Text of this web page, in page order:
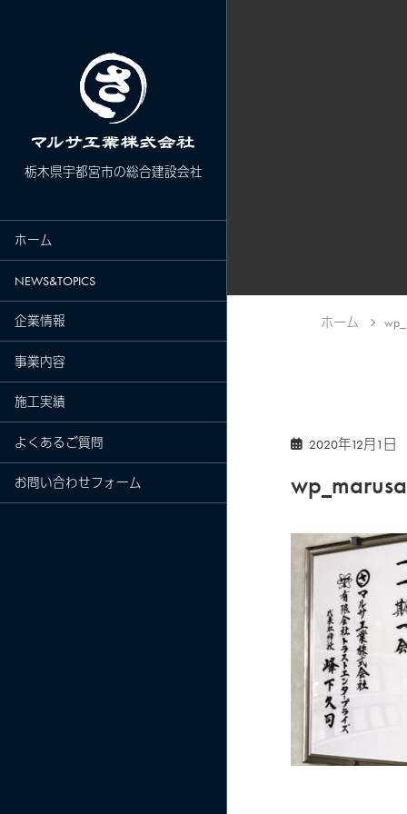
栃木県宇都宮市の総合建設会社
ホーム
NEWS&TOPICS
企業情報
事業内容
施工実績
よくあるご質問
お問い合わせフォーム
ホーム
2020年12月1日